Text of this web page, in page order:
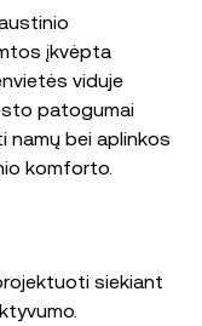
įkvėpta
viduje
patogumai
namų bei aplinkos
komforto.
siekiant